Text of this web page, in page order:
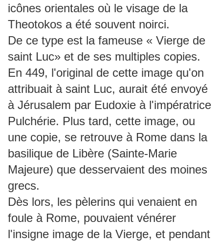
icônes orientales où le visage de la
Theotokos a été souvent noirci.
De ce type est la fameuse « Vierge de
saint Luc» et de ses multiples copies.
En 449, l'original de cette image qu'on
attribuait à saint Luc, aurait été envoyé
à Jérusalem par Eudoxie à l'impératrice
Pulchérie. Plus tard, cette image, ou
une copie, se retrouve à Rome dans la
basilique de Libère (Sainte-Marie
Majeure) que desservaient des moines
grecs.
Dès lors, les pèlerins qui venaient en
foule à Rome, pouvaient vénérer
l'insigne image de la Vierge, et pendant